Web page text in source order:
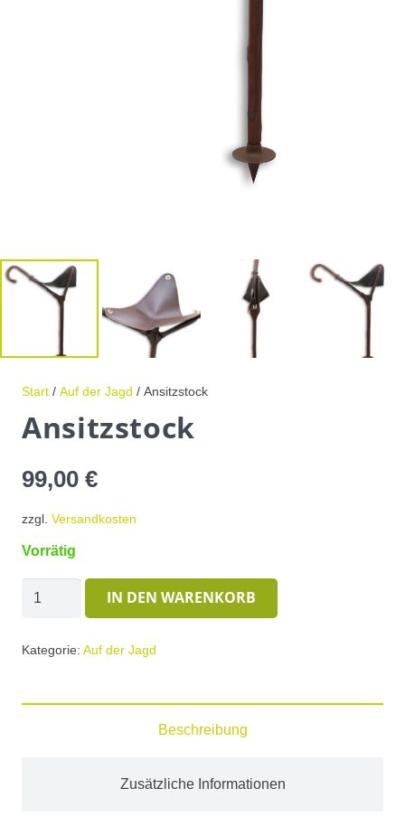
Start / Auf der Jagd / Ansitzstock
Ansitzstock
99,00 €
zzgl. Versandkosten
Vorrätig
Ansitzstock
IN DEN WARENKORB
Kategorie: Auf der Jagd
Beschreibung
Zusätzliche Informationen